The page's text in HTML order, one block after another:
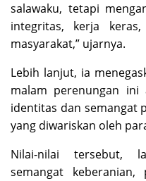
salawaku, tetapi
integritas, kerja
masyarakat,” ujarnya.
Lebih lanjut, ia
malam perenungan ini
identitas dan semangat
yang diwariskan oleh
Nilai-nilai tersebut,
semangat keberanian,